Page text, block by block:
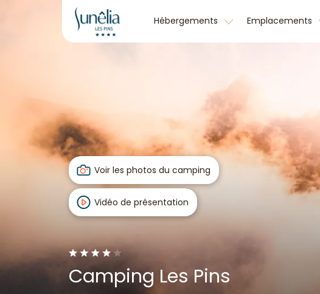
Hébergements Emplacements
Voir les photos du camping
Vidéo de présentation
Camping Les Pins